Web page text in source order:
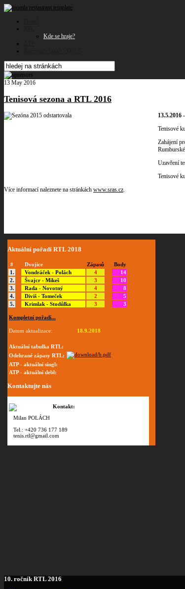
Kde se hraje?
13 May 2016
Tenisová sezona a RTL 2016
13.5.2016
Tenisové
Zahájení
Uzavření
Tenisové
Více informací naleznete na stránkách www.sras.cz.
Aktuální pořadí RTL 2018
# Dvojice Zápasů
Body
1.
Vondráček - Polách 4
14
2.
Švajcr - Mikeš 3
10
3.
Rada - Novotný 4
8
4.
Diviš - Tomeček 2
5
5.
Krimlak - Stodůlka 3 3
Kompletní pořadí...
Datum aktualizace: 18.9.2018
Aktuální tabulka RTL:
Odehrané zápasy RTL:
ATP - aktuální singl:
ATP - aktuální debl:
Kontaktujte nás
Kontakt:
Milan POLÁCH
Tel.: +420 736 177 189
tenis.rtl@gmail.com
10. ročník RTL 2016